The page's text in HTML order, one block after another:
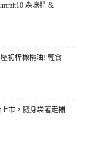
森咪特 &
初榨橄欖油! 輕食
市，隨身袋著走補